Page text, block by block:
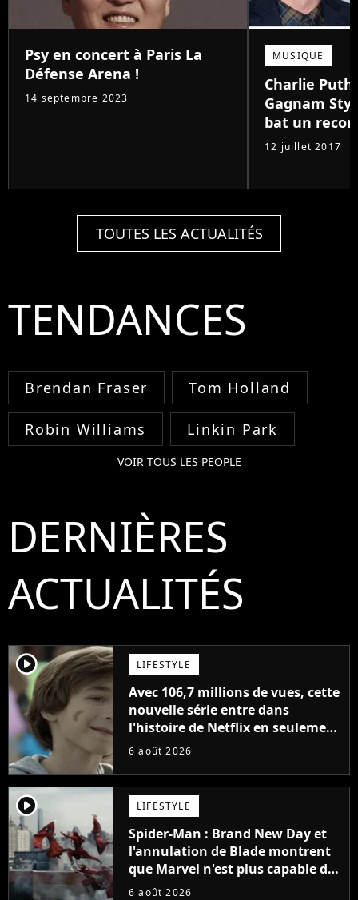
Psy en concert à Paris La
Défense Arena !
14 septembre 2023
MUSIQUE
Charlie
Gagnam
bat un
12 juillet 2017
TOUTES LES ACTUALITÉS
TENDANCES
Brendan Fraser Tom Holland
Robin Williams Linkin Park
VOIR TOUS LES PEOPLE
DERNIÈRES
ACTUALITÉS
player2 LIFESTYLE
Avec 106,7 millions de vues, cette
nouvelle série entre dans
l'histoire de Netflix en seulement
48 jours
6 août 2026
player2 LIFESTYLE
Spider-Man : Brand New Day et
l'annulation de Blade montrent
que Marvel n'est plus capable de
faire quoi que ce soit de simple
6 août 2026